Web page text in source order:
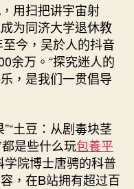
用扫把讲宇宙射
为同济大学退休教
今，吴於人的抖音
余万。“探究迷人的
，是我们一贯倡导
土豆：从剧毒块茎
都是些什么玩包養平
院博士唐骋的科普
，在B站拥有超过百